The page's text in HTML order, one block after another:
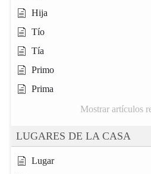
Hija
Tío
Tía
Primo
Prima
Mostrar artículos
LUGARES DE LA CASA
Lugar